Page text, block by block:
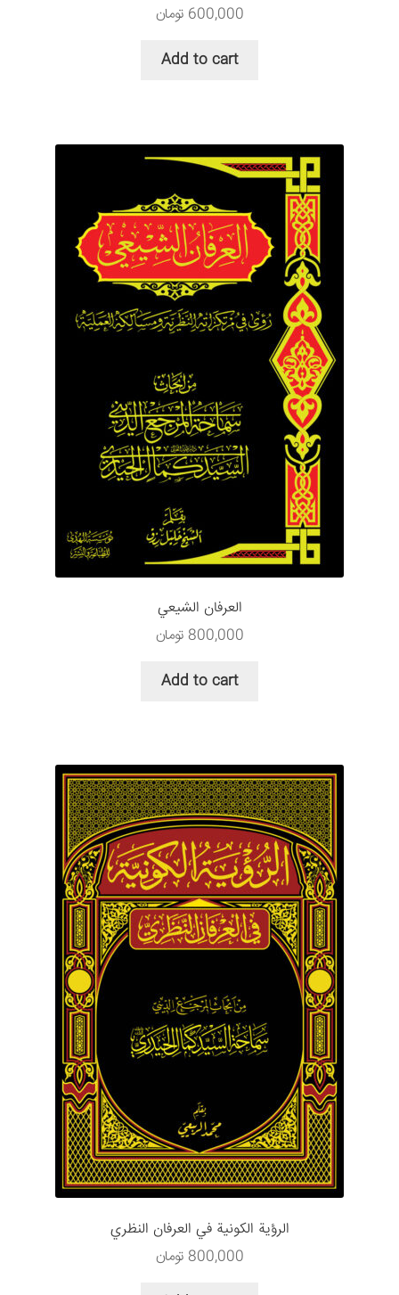
600,000 تومان
Add to cart
العرفان الشيعي
800,000 تومان
Add to cart
الرؤية الكونية في العرفان النظري
800,000 تومان